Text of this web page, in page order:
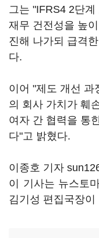
그는 "IFRS4 2단
재무 건전성을 높
진해 나가되 급격
다.
이어 "제도 개선 과
의 회사 가치가 훼
여자 간 협력을 통
다"고 밝혔다.
이종호 기자
이 기사는 뉴스토
김기성 편집국장이